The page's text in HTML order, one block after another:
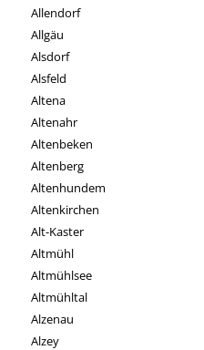
Allendorf
Allgäu
Alsdorf
Alsfeld
Altena
Altenahr
Altenbeken
Altenberg
Altenhundem
Altenkirchen
Alt-Kaster
Altmühl
Altmühlsee
Altmühltal
Alzenau
Alzey